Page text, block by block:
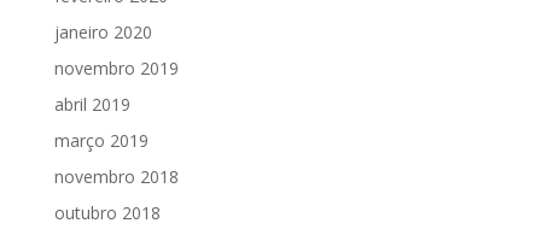
janeiro 2020
novembro 2019
abril 2019
março 2019
novembro 2018
outubro 2018